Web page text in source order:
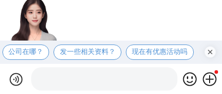
公司在哪？ 发一些相关资料？ 现在有优惠活动吗